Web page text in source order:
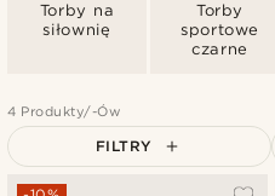
Torby na
siłownię
Torby
sportowe
czarne
4 Produkty/-Ów
FILTRY